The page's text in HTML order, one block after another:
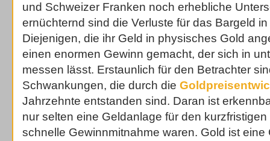
und Schweizer Franken noch erhebliche
ernüchternd sind die Verluste für das Bargeld
Diejenigen, die ihr Geld in physisches Gold
einen enormen Gewinn gemacht, der sich in
messen lässt. Erstaunlich für den Betrachter
Schwankungen, die durch die
Jahrzehnte entstanden sind. Daran ist
nur selten eine Geldanlage für den
schnelle Gewinnmitnahme waren. Gold ist eine